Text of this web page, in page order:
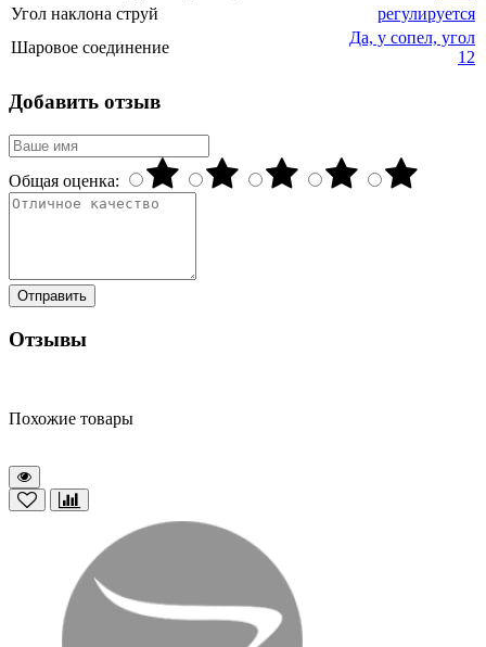
Угол наклона струй
регулируется
Шаровое соединение
Да, у сопел, угол
12
Добавить отзыв
Общая оценка:
Отправить
Отзывы
Похожие товары